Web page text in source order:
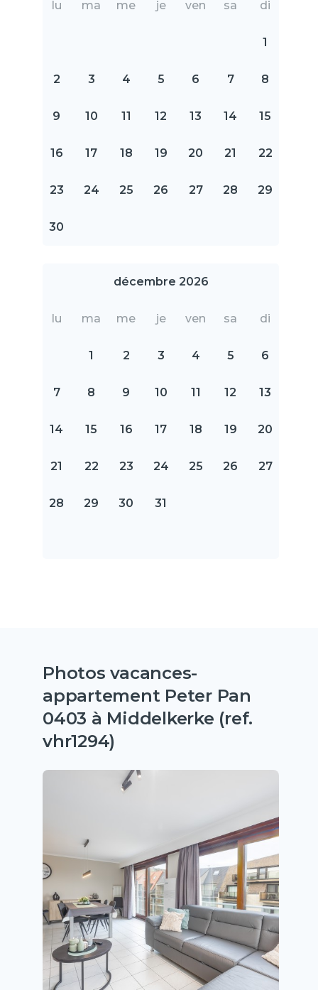
lu ma me je ven sa di
1
2 3 4 5 6 7 8
9 10 11 12 13 14 15
16 17 18 19 20 21 22
23 24 25 26 27 28 29
30
décembre 2026
lu ma me je ven sa di
1 2 3 4 5 6
7 8 9 10 11 12 13
14 15 16 17 18 19 20
21 22 23 24 25 26 27
28 29 30 31
Photos vacances-
appartement Peter Pan
0403 à Middelkerke (ref.
vhr1294)